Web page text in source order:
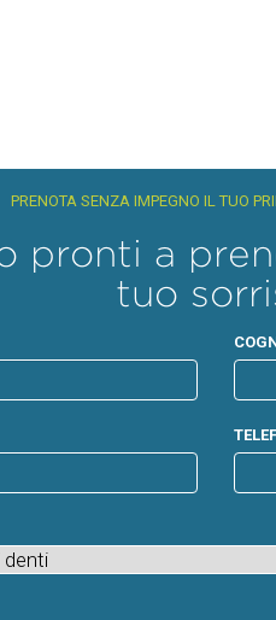
PRENOTA SENZA IMPEGNO IL TUO
pronti a
tuo